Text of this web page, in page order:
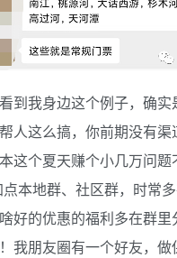
到我身边这个例子，确
人这么搞，你前期没有
这个夏天赚个小几万问
本地群、社区群，时常
好的优惠的福利多在群
我朋友圈有一个好友，